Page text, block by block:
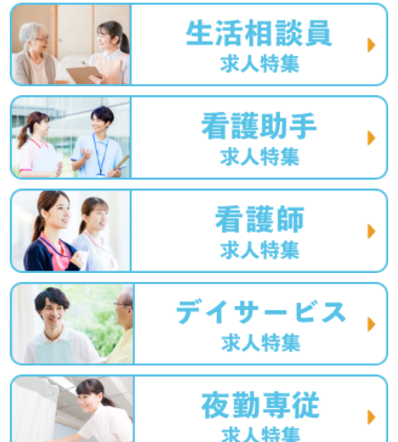
あり！＞"転職支援"のプロと一緒に転職活動！お問い合わ
せお待ちしております。